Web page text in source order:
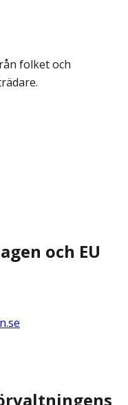
folket och
och EU